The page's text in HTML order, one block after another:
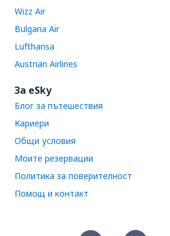
Wizz Air
Bulgaria Air
Lufthansa
Austrian Airlines
За eSky
Блог за пътешествия
Кариери
Общи условия
Моите резервации
Политика за поверителност
Помощ и контакт